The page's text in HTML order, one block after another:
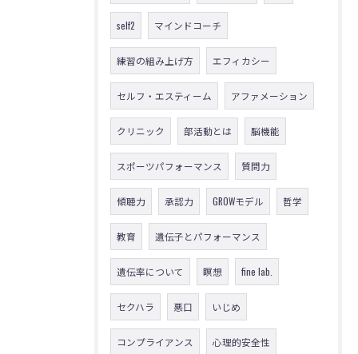
self2 マインドコーチ
練習の組み上げ方 エフィカシー
セルフ・エスティーム アファメーション
クリニック 部活動とは 脳機能
スポーツパフォーマンス 質問力
傾聴力 承認力 GROWモデル 哲学
教育 遺伝子とパフォーマンス
遺伝率について 瞑想 fine lab.
セクハラ 悪口 いじめ
コンプライアンス 心理的安全性